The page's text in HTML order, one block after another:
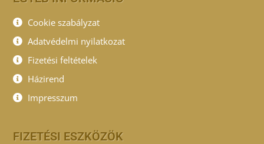
Cookie szabályzat
Adatvédelmi nyilatkozat
Fizetési feltételek
Házirend
Impresszum
FIZETÉSI ESZKÖZÖK